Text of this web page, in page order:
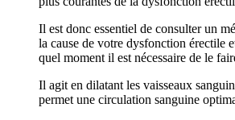
Il est donc essentiel de consulter un
la cause de votre dysfonction érectile
quel moment il est nécessaire de le
Il agit en dilatant les vaisseaux
permet une circulation sanguine